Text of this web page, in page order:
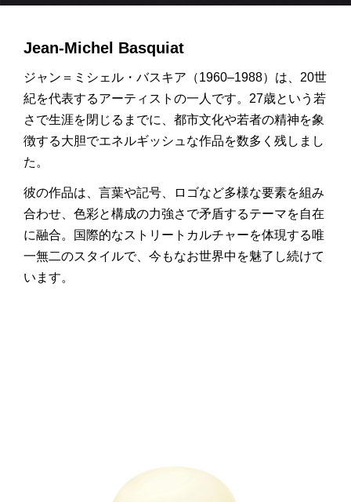
Jean-Michel Basquiat
ジャン＝ミシェル・バスキア（1960–1988）は、20世
紀を代表するアーティストの一人です。27歳という若
さで生涯を閉じるまでに、都市文化や若者の精神を象
徴する大胆でエネルギッシュな作品を数多く残しまし
た。
彼の作品は、言葉や記号、ロゴなど多様な要素を組み
合わせ、色彩と構成の力強さで矛盾するテーマを自在
に融合。国際的なストリートカルチャーを体現する唯
一無二のスタイルで、今もなお世界中を魅了し続けて
います。